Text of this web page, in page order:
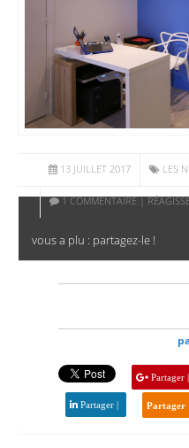
13 JUILLET 2017 LES
1 COMMENTAIRE |
vous a plu : partagez-le !
Partager
Partager | Partager